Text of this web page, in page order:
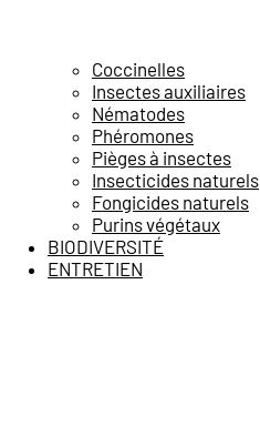
Coccinelles
Insectes auxiliaires
Nématodes
Phéromones
Pièges à insectes
Insecticides naturels
Fongicides naturels
Purins végétaux
BIODIVERSITÉ
ENTRETIEN